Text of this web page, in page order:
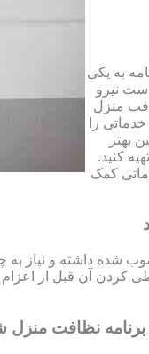
به یکی
نیرو
منزل
را
بهتر
کنید.
کمک
شده داشته و نیاز
کردن آن قبل از
نظافت